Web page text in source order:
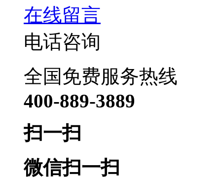
在线留言
电话咨询
全国免费服务热线
400-889-3889
扫一扫
微信扫一扫